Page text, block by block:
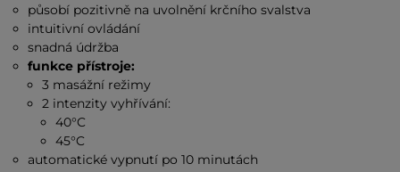
působí pozitivně na uvolnění krčního svalstva
intuitivní ovládání
snadná údržba
funkce přístroje:
3 masážní režimy
2 intenzity vyhřívání:
40°C
45°C
automatické vypnutí po 10 minutách